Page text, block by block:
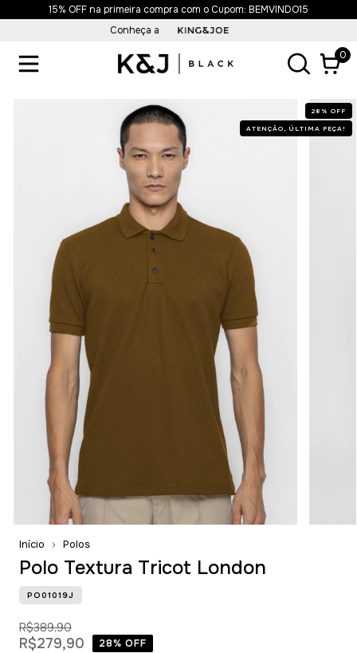
Frete Grátis acima de R$499,90
Conheça a
0
28 % OFF
ATENÇÃO, ÚLTIMA PEÇA!
Início Polos
Polo Textura Tricot London
PO01019J
R$389,90
R$279,90 28% OFF